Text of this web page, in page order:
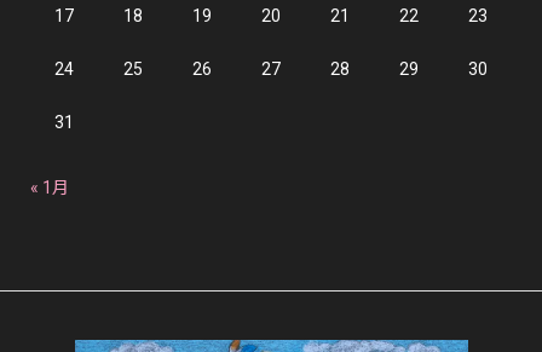
17 18 19 20 21 22 23
24 25 26 27 28 29 30
31
« 1月